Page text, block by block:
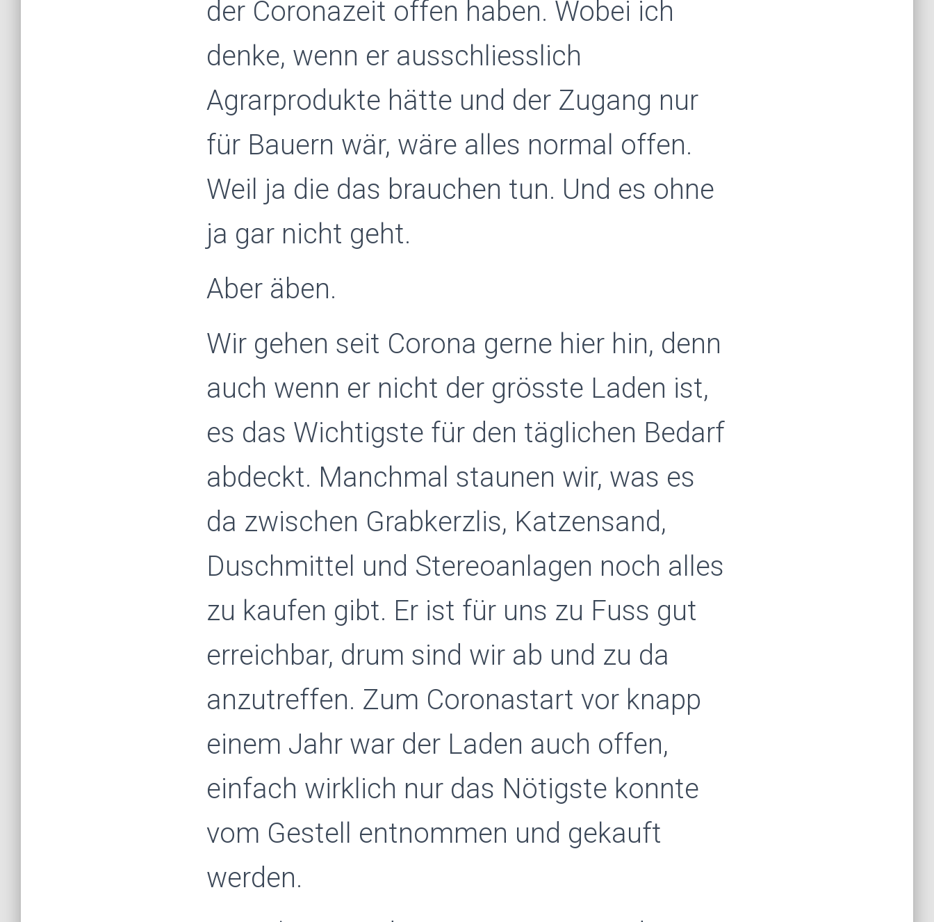
der Coronazeit offen haben. Wobei ich
denke, wenn er ausschliesslich
Agrarprodukte hätte und der Zugang nur
für Bauern wär, wäre alles normal offen.
Weil ja die das brauchen tun. Und es ohne
ja gar nicht geht.
Aber äben.
Wir gehen seit Corona gerne hier hin, denn
auch wenn er nicht der grösste Laden ist,
es das Wichtigste für den täglichen Bedarf
abdeckt. Manchmal staunen wir, was es
da zwischen Grabkerzlis, Katzensand,
Duschmittel und Stereoanlagen noch alles
zu kaufen gibt. Er ist für uns zu Fuss gut
erreichbar, drum sind wir ab und zu da
anzutreffen. Zum Coronastart vor knapp
einem Jahr war der Laden auch offen,
einfach wirklich nur das Nötigste konnte
vom Gestell entnommen und gekauft
werden.